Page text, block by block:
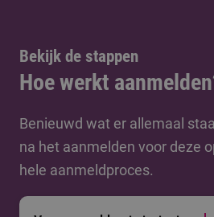
Bekijk de stappen
Hoe werkt
Benieuwd wat er allemaal
na het aanmelden voor deze
hele aanmeldproces.